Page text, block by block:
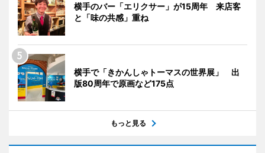
横手のバー「エリクサー」が15周年 来店客
と「味の共感」重ね
横手で「きかんしゃトーマスの世界展」 出
版80周年で原画など175点
もっと見る